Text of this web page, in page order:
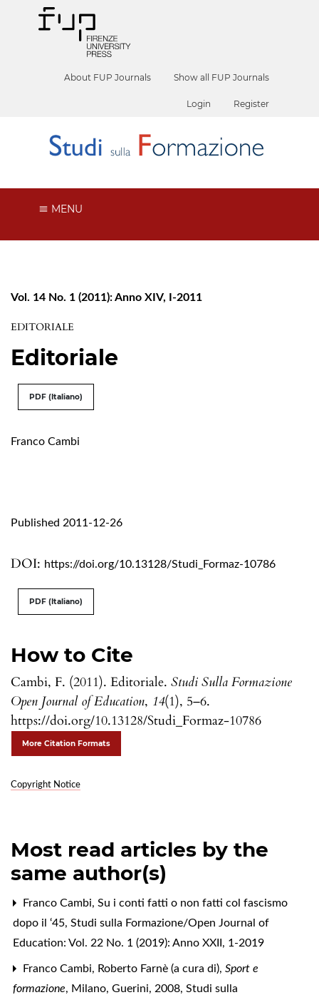
About FUP Journals Show all FUP Journals
Login Register
MENU
Vol. 14 No. 1 (2011): Anno XIV, I-2011
EDITORIALE
Editoriale
PDF (Italiano)
Franco Cambi
DOI: https://doi.org/10.13128/Studi_Formaz-10786
Published 2011-12-26
How to Cite
Cambi, F. (2011). Editoriale. Studi Sulla Formazione
Open Journal of Education, 14(1), 5–6.
https://doi.org/10.13128/Studi_Formaz-10786
More Citation Formats
Copyright Notice
PDF (Italiano)
Most read articles by the
same author(s)
Franco Cambi, Su i conti fatti o non fatti col fascismo
dopo il ‘45, Studi sulla Formazione/Open Journal of
Education: Vol. 22 No. 1 (2019): Anno XXII, 1-2019
Franco Cambi, Roberto Farnè (a cura di), Sport e
formazione, Milano, Guerini, 2008, Studi sulla